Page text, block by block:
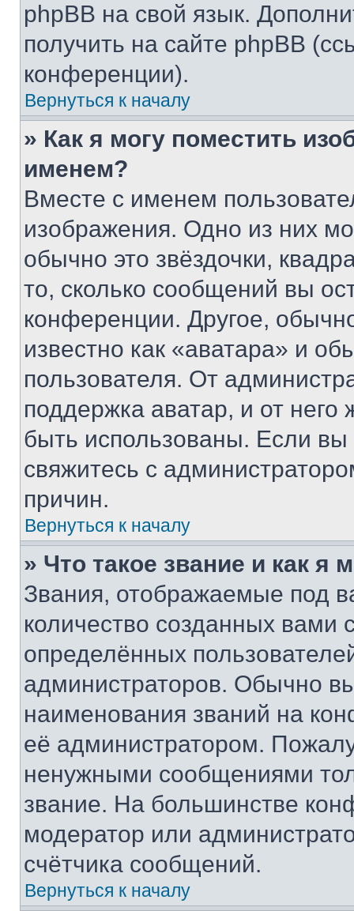
phpBB на свой язык.
получить на сайте phpBB
конференции).
Вернуться к началу
» Как я могу поместить
именем?
Вместе с именем
изображения. Одно из них
обычно это звёздочки,
то, сколько сообщений вы
конференции. Другое,
известно как «аватара» и
пользователя. От
поддержка аватар, и от него
быть использованы. Если
свяжитесь с
причин.
Вернуться к началу
» Что такое звание и как я
Звания, отображаемые под
количество созданных
определённых
администраторов. Обычно
наименования званий на
её администратором.
ненужными сообщениями
звание. На большинстве
модератор или
счётчика сообщений.
Вернуться к началу